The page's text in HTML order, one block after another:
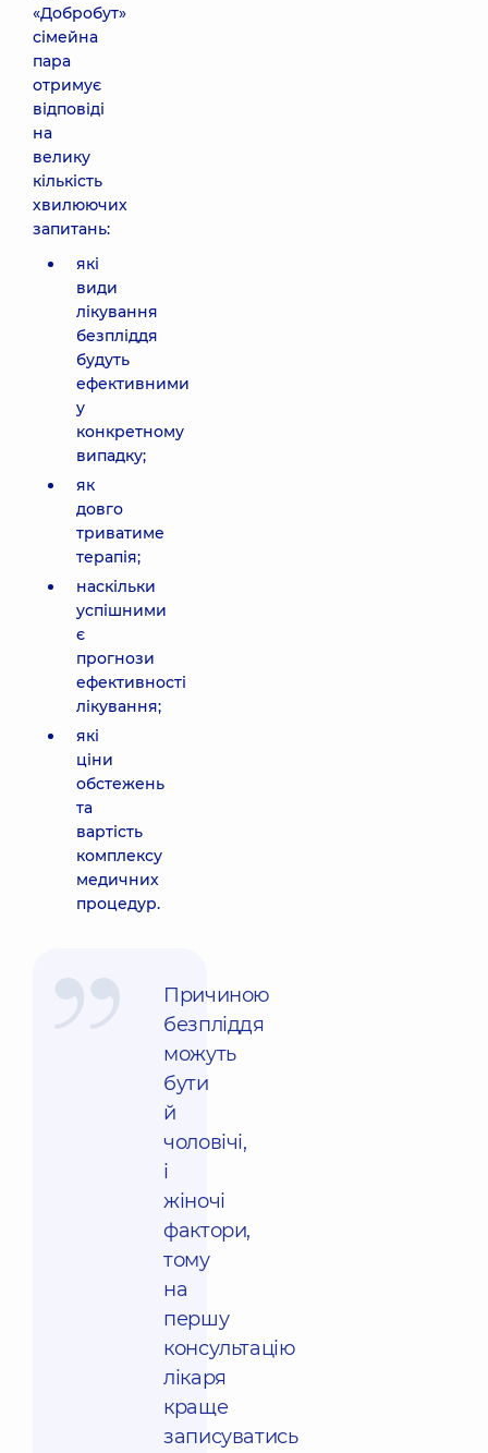
«Добробут»
сімейна
пара
отримує
відповіді
на
велику
кількість
хвилюючих
запитань:
які
види
лікування
безпліддя
будуть
ефективними
у
конкретному
випадку;
як
довго
триватиме
терапія;
наскільки
успішними
є
прогнози
ефективності
лікування;
які
ціни
обстежень
та
вартість
комплексу
медичних
процедур.
Причиною
безпліддя
можуть
бути
й
чоловічі,
і
жіночі
фактори,
тому
на
першу
консультацію
лікаря
краще
записуватись